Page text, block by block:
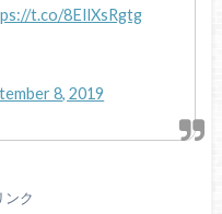
t.co/8EIlXsRgtg
8, 2019
ンク